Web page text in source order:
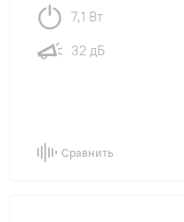
7,1 Вт
32 дБ
Сравнить